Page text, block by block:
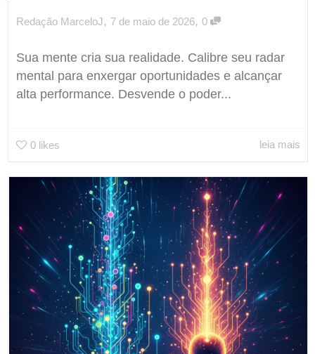
Redação MarceloJ, 7 de maio de 2026, 0
Sua mente cria sua realidade. Calibre seu radar
mental para enxergar oportunidades e alcançar
alta performance. Desvende o poder...
0 likes leia mais